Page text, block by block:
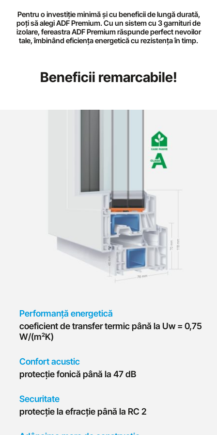
Eficiență și durabilitate premium!
Pentru o investiție minimă și cu beneficii de lungă durată,
poți să alegi ADF Premium. Cu un sistem cu 3 garnituri de
izolare, fereastra ADF Premium răspunde perfect nevoilor
tale, îmbinând eficiența energetică cu rezistența în timp.
Beneficii remarcabile!
Performanţă energetică
coeficient de transfer termic până la Uw = 0,75
W/(m²K)
Confort acustic
protecţie fonică până la 47 dB
Securitate
protecţie la efracţie până la RC 2